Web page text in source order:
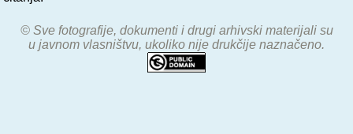
© Sve fotografije, dokumenti i drugi arhivski materijali su
u javnom vlasništvu, ukoliko nije drukčije naznačeno.